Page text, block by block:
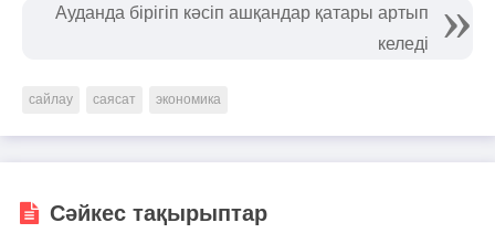
Ауданда бірігіп кәсіп ашқандар қатары артып
келеді
сайлау саясат экономика
Сәйкес тақырыптар